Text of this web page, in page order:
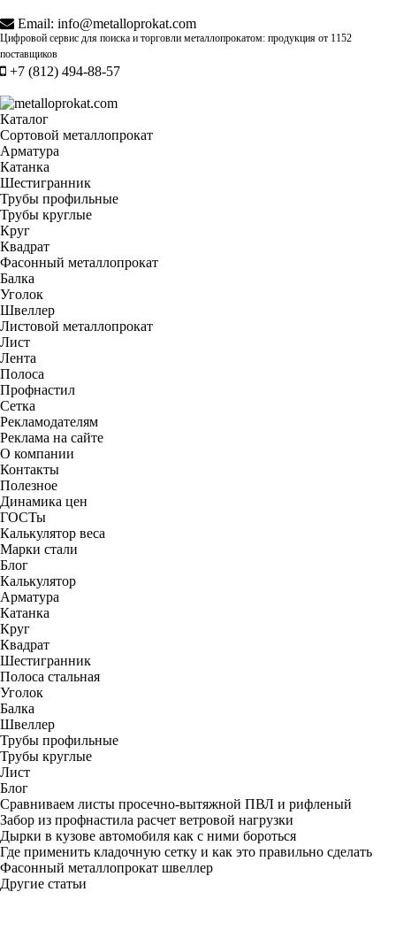
Email: info@metalloprokat.com
Цифровой сервис для поиска и торговли металлопрокатом: продукция от 1152
поставщиков
+7 (812) 494-88-57
Каталог
Сортовой металлопрокат
Арматура
Катанка
Шестигранник
Трубы профильные
Трубы круглые
Круг
Квадрат
Фасонный металлопрокат
Балка
Уголок
Швеллер
Листовой металлопрокат
Лист
Лента
Полоса
Профнастил
Сетка
Рекламодателям
Реклама на сайте
О компании
Контакты
Полезное
Динамика цен
ГОСТы
Калькулятор веса
Марки стали
Блог
Калькулятор
Арматура
Катанка
Круг
Квадрат
Шестигранник
Полоса стальная
Уголок
Балка
Швеллер
Трубы профильные
Трубы круглые
Лист
Блог
Сравниваем листы просечно-вытяжной ПВЛ и рифленый
Забор из профнастила расчет ветровой нагрузки
Дырки в кузове автомобиля как с ними бороться
Где применить кладочную сетку и как это правильно сделать
Фасонный металлопрокат швеллер
Другие статьи